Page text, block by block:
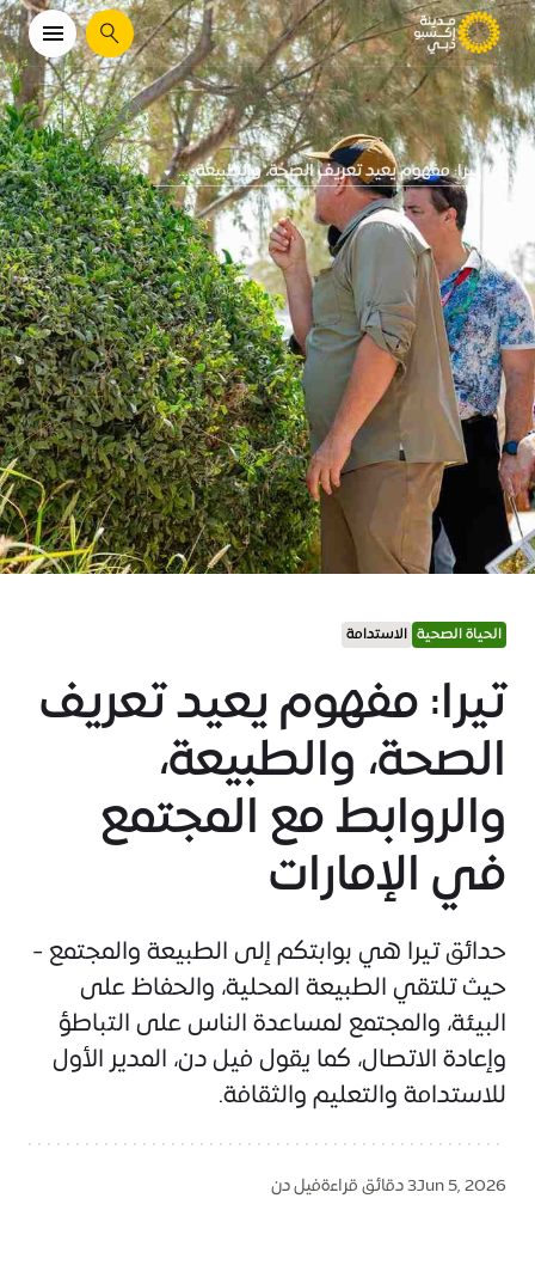
يبحث
تيرا: مفهوم يعيد تعريف الصحة، والطبيعة، ...
الحياة الصحية الاستدامة
تيرا: مفهوم يعيد تعريف
الصحة، والطبيعة،
والروابط مع المجتمع
في الإمارات
حدائق تيرا هي بوابتكم إلى الطبيعة والمجتمع -
حيث تلتقي الطبيعة المحلية، والحفاظ على
البيئة، والمجتمع لمساعدة الناس على التباطؤ
وإعادة الاتصال، كما يقول فيل دن، المدير الأول
للاستدامة والتعليم والثقافة.
Jun 5, 20263 دقائق قراءة فيل دن